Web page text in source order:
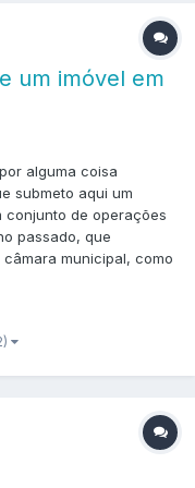
um imóvel em
alguma coisa
submeto aqui um
conjunto de operações
passado, que
municipal, como